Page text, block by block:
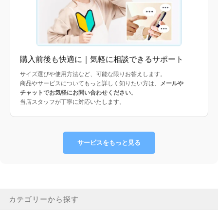
購入前後も快適に｜気軽に相談できるサポート
サイズ選びや使用方法など、可能な限りお答えします。
商品やサービスについてもっと詳しく知りたい方は、 メールや
チャットでお気軽にお問い合わせください。
当店スタッフが丁寧に対応いたします。
サービスをもっと見る
カテゴリーから探す